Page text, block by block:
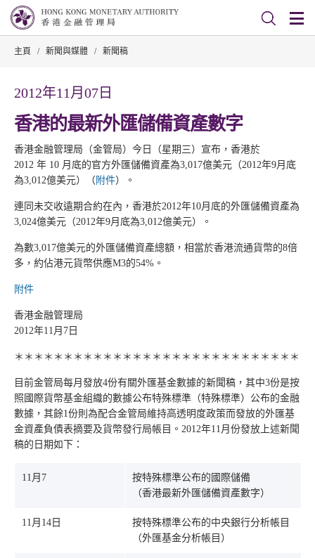
主頁 / 新聞與媒體 / 新聞稿
2012年11月07日
香港的最新外匯儲備資產數字
香港金融管理局（金管局）今日（星期三）宣布，香港於
2012 年 10 月底的官方外匯儲備資產為3,017億美元（2012年9月底
為3,012億美元）（ 附件）。
連同未交收遠期合約在內，香港於2012年10月底的外匯儲備資產為
3,024億美元（2012年9月底為3,012億美元）。
為數3,017億美元的外匯儲備資產總額，相當於香港流通貨幣的8倍
多，約佔港元貨幣供應M3的54%。
附件
香港金融管理局
2012年11月7日
＊＊＊＊＊＊＊＊＊＊＊＊＊＊＊＊＊＊＊＊＊＊＊＊＊＊＊＊＊
目前金管局每月發放4份有關外匯基金數據的新聞稿，其中3份是按
照國際貨幣基金組織的數據公布特殊標準（特殊標準）公布的金融
數據，其餘1份則為配合金管局維持高透明度政策而發放的外匯基
金資產負債表摘要及貨幣發行局帳目。2012年11月份發放上述新聞
稿的日期如下：
11月7
按特殊標準公布的國際儲備
（香港最新外匯儲備資產數字）
11月14日
按特殊標準公布的中央銀行分析帳目
（外匯基金分析帳目）